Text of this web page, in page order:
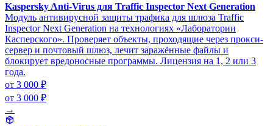
Kaspersky Anti-Virus для Traffic Inspector Next Generation
Модуль антивирусной защиты трафика для шлюза Traffic
Inspector Next Generation на технологиях «Лаборатории
Касперского». Проверяет объекты, проходящие через прокси-
сервер и почтовый шлюз, лечит заражённые файлы и
блокирует вредоносные программы. Лицензия на 1, 2 или 3
года.
от 3 000 ₽
от 3 000 ₽
→